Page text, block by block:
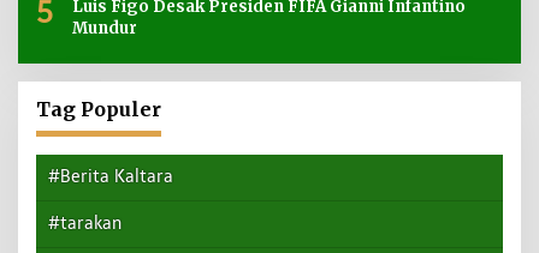
5
Luis Figo Desak Presiden FIFA Gianni Infantino
Mundur
Tag Populer
#Berita Kaltara
#tarakan